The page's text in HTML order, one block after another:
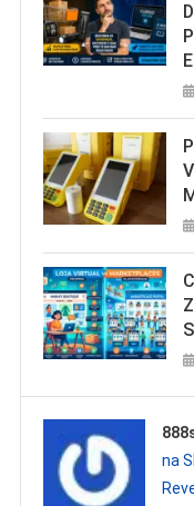
na